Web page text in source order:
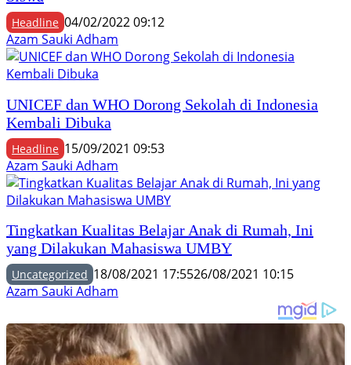
Headline 04/02/2022 09:12
Azam Sauki Adham
UNICEF dan WHO Dorong Sekolah di Indonesia
Kembali Dibuka
Headline 15/09/2021 09:53
Azam Sauki Adham
Tingkatkan Kualitas Belajar Anak di Rumah, Ini
yang Dilakukan Mahasiswa UMBY
Uncategorized 18/08/2021 17:5526/08/2021 10:15
Azam Sauki Adham